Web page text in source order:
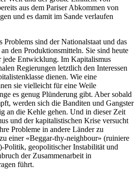
aus dem Pariser Abkommen von
und es damit im Sande verlaufen
Problems sind der Nationalstaat und das
den Produktionsmitteln. Sie sind heute
jede Entwicklung. Im Kapitalismus
Regierungen letztlich den Interessen
dienen. Wie eine
sie vielleicht für eine Weile
es genug Plünderung gibt. Aber sobald
werden sich die Banditen und Gangster
an die Kehle gehen. Und in dieser Zeit
und der kapitalistischen Krise versucht
Probleme in andere Länder zu
einer «Beggar-thy-neighbour» (ruiniere
Politik, geopolitischer Instabilität und
der Zusammenarbeit in
führt.